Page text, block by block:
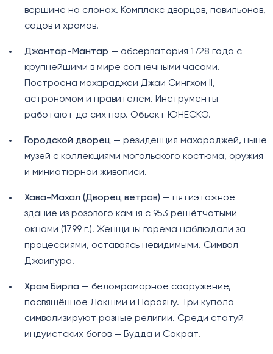
вершине на слонах. Комплекс дворцов, павильонов,
садов и храмов.
Джантар-Мантар — обсерватория 1728 года с
крупнейшими в мире солнечными часами.
Построена махараджей Джай Сингхом II,
астрономом и правителем. Инструменты
работают до сих пор. Объект ЮНЕСКО.
Городской дворец — резиденция махараджей, ныне
музей с коллекциями могольского костюма, оружия
и миниатюрной живописи.
Хава-Махал (Дворец ветров) — пятиэтажное
здание из розового камня с 953 решётчатыми
окнами (1799 г.). Женщины гарема наблюдали за
процессиями, оставаясь невидимыми. Символ
Джайпура.
Храм Бирла — беломраморное сооружение,
посвящённое Лакшми и Нараяну. Три купола
символизируют разные религии. Среди статуй
индуистских богов — Будда и Сократ.